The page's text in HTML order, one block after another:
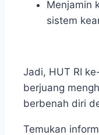
Menjamin
sistem
Jadi, HUT RI
berjuang
berbenah diri
Temukan